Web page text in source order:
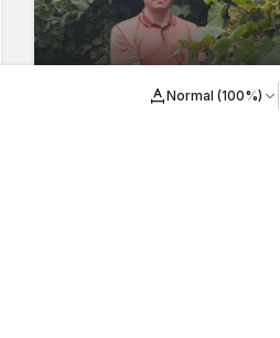
Normal (100%)
AKÇAABAT ZİRAAT ODASI
BAŞKANLIĞINDAN FINDIK